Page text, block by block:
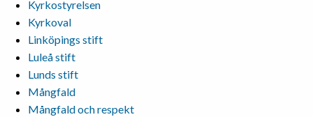
Kyrkostyrelsen
Kyrkoval
Linköpings stift
Luleå stift
Lunds stift
Mångfald
Mångfald och respekt